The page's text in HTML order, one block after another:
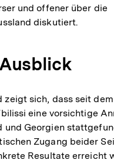
und offener über die
diskutiert.
zeigt sich, dass seit dem
eine vorsichtige
und Georgien
Zugang beider
Resultate erreicht